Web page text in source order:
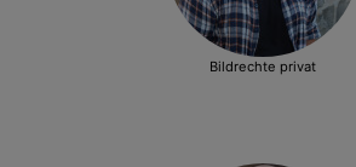
Bildrechte privat